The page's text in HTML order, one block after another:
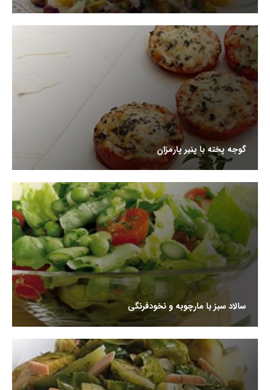
گوجه پخته با پنیر پارمزان
سالاد سبز با مارچوبه و نخودفرنگی